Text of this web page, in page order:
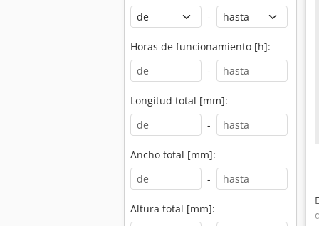
-
Horas de funcionamiento [h]:
-
Longitud total [mm]:
-
Ancho total [mm]:
-
Altura total [mm]: